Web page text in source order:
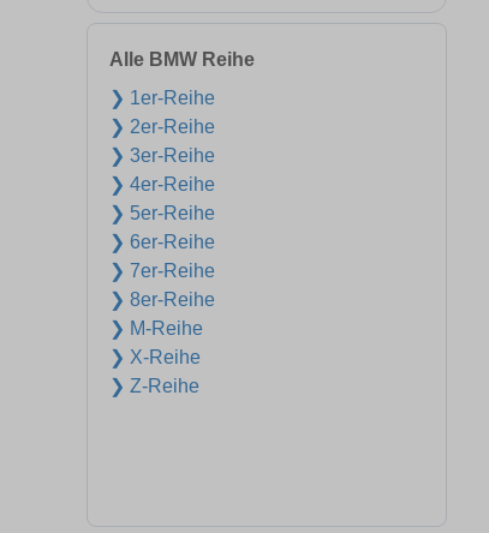
Alle BMW Reihe
❯ 1er-Reihe
❯ 2er-Reihe
❯ 3er-Reihe
❯ 4er-Reihe
❯ 5er-Reihe
❯ 6er-Reihe
❯ 7er-Reihe
❯ 8er-Reihe
❯ M-Reihe
❯ X-Reihe
❯ Z-Reihe